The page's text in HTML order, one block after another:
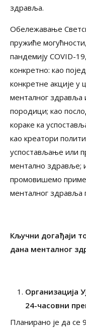
здравља.
Обележавање
пружиће
пандемију COVID-
конкретно: као
конкретне акције у
менталног
породици; као
кораке ка
као креатори
успостављање или
ментално здравље;
промовишемо
менталног здравља
Кључни догађаји
дана менталног
Организација
24-часовни
Планирано је да се